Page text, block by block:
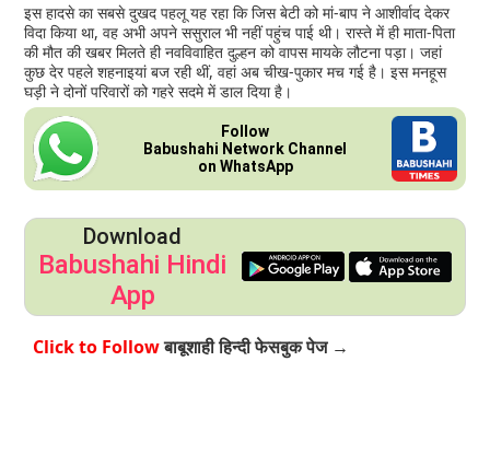
इस हादसे का सबसे दुखद पहलू यह रहा कि जिस बेटी को मां-बाप ने आशीर्वाद देकर
विदा किया था, वह अभी अपने ससुराल भी नहीं पहुंच पाई थी। रास्ते में ही माता-पिता
की मौत की खबर मिलते ही नवविवाहित दुल्हन को वापस मायके लौटना पड़ा। जहां
कुछ देर पहले शहनाइयां बज रही थीं, वहां अब चीख-पुकार मच गई है। इस मनहूस
घड़ी ने दोनों परिवारों को गहरे सदमे में डाल दिया है।
Follow
Babushahi Network Channel
on WhatsApp
Download
Babushahi Hindi
App
Click to Followबाबूशाही हिन्दी फेसबुक पेज →